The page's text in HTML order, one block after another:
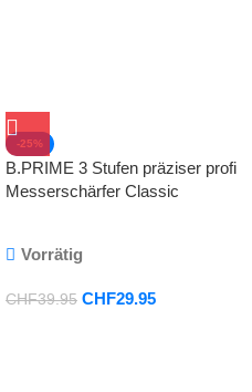
-25%
B.PRIME 3 Stufen präziser profi
Messerschärfer Classic
Vorrätig
CHF39.95 CHF29.95